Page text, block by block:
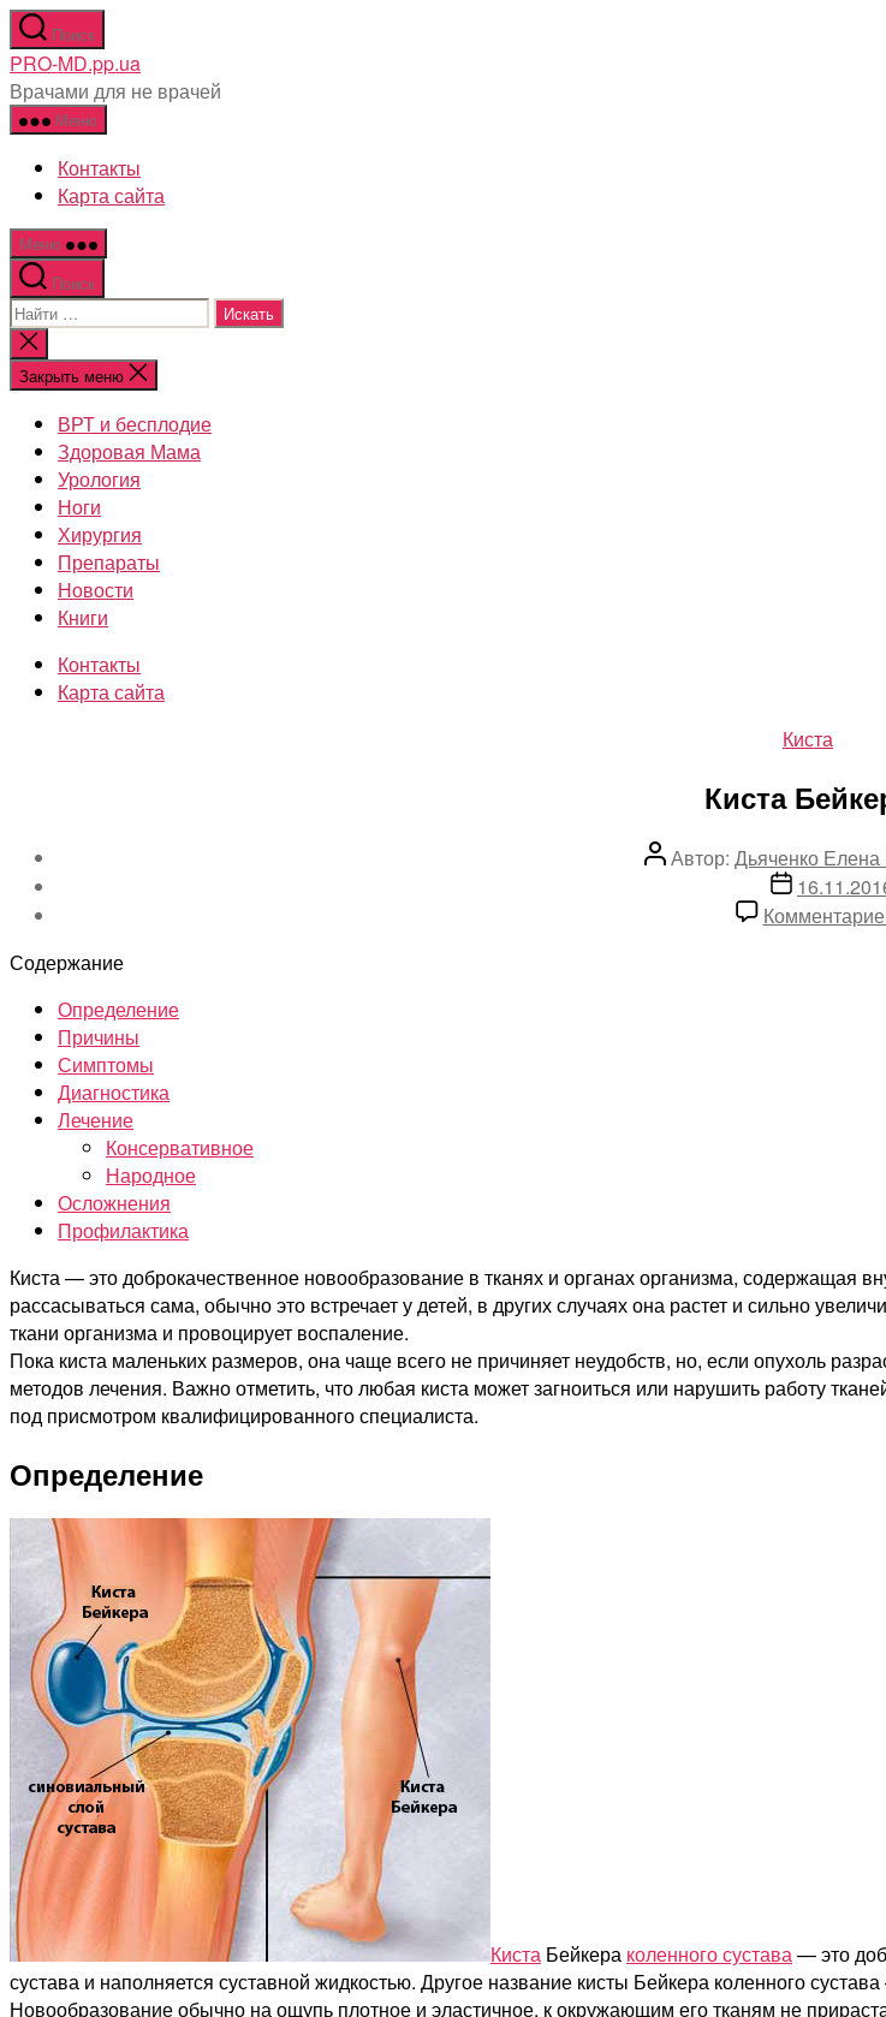
Перейти
к
содержимому
Поиск
PRO-MD.pp.ua
Врачами для не врачей
Меню
Контакты
Карта сайта
Меню
Поиск
Поиск:
Закрыть
поиск
Закрыть меню
ВРТ и бесплодие
Здоровая Мама
Урология
Ноги
Хирургия
Препараты
Новости
Книги
Контакты
Карта сайта
Рубрики
Киста
Киста
АвторАвтор: Дьяченко
Дата
записи
Содержание
Определение
Причины
Симптомы
Диагностика
Лечение
Консервативное
Народное
Осложнения
Профилактика
Киста — это доброкачественное новообразование в тканях и органах организма, содержащая
рассасываться сама, обычно это встречает у детей, в других случаях она растет и сильно
ткани организма и провоцирует воспаление.
Пока киста маленьких размеров, она чаще всего не причиняет неудобств, но, если опухоль
методов лечения. Важно отметить, что любая киста может загноиться или нарушить работу
под присмотром квалифицированного специалиста.
Определение
Киста Бейкера коленного сустава— это
сустава и наполняется суставной жидкостью. Другое название кисты Бейкера коленного
Новообразование обычно на ощупь плотное и эластичное, к окружающим его тканям не